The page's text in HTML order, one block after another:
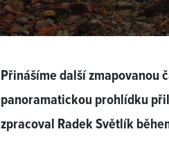
Přinášíme další zmapovanou
panoramatickou prohlídku
zpracoval Radek Světlík